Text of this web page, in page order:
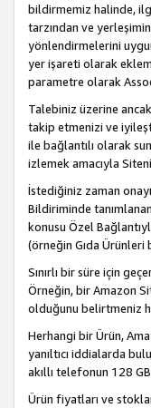
bildirmemiz halinde,
tarzından ve
yönlendirmelerini
yer işareti olarak
parametre olarak
Talebiniz üzerine
takip etmenizi ve
ile bağlantılı olarak
izlemek amacıyla
İstediğiniz zaman
Bildiriminde
konusu Özel
(örneğin Gıda Ürünleri
Sınırlı bir süre için
Örneğin, bir Amazon
olduğunu belirtmeniz
Herhangi bir Ürün,
yanıltıcı iddialarda
akıllı telefonun 128
Ürün fiyatları ve